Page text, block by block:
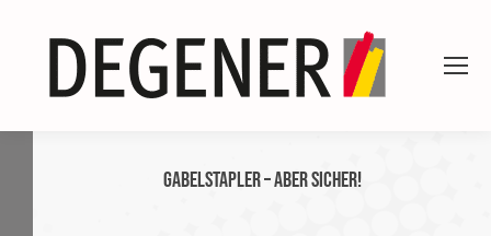
Gabelstapler – aber sicher!